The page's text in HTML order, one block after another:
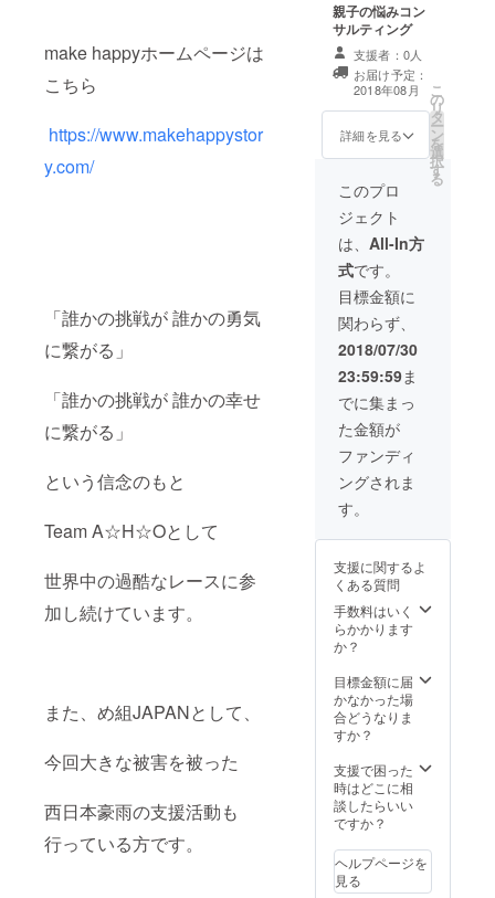
make happyホームページは
こちら
https://www.makehappystor
y.com/
「誰かの挑戦が 誰かの勇気
に繋がる」
「誰かの挑戦が 誰かの幸せ
に繋がる」
という信念のもと
Team A☆H☆Oとして
世界中の過酷なレースに参
加し続けています。
また、め組JAPANとして、
今回大きな被害を被った
西日本豪雨の支援活動も
行っている方です。
親子の悩みコン
サルティング
支援者：0人
お届け予定：
2018年08月
詳細を見る
こ
の
リ
タ
ー
ン
を
選
択
す
る
このプロ
ジェクト
は、 All-In方
式です。
目標金額に
関わらず、
2018/07/30
23:59:59ま
でに集まっ
た金額が
ファンディ
ングされま
す。
支援に関するよ
くある質問
手数料はいく
らかかります
か？
目標金額に届
かなかった場
合どうなりま
すか？
支援で困った
時はどこに相
談したらいい
ですか？
ヘルプページを
見る